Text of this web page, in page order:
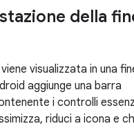
della
visualizzata in una
aggiunge una barra
i controlli
riduci a icona e